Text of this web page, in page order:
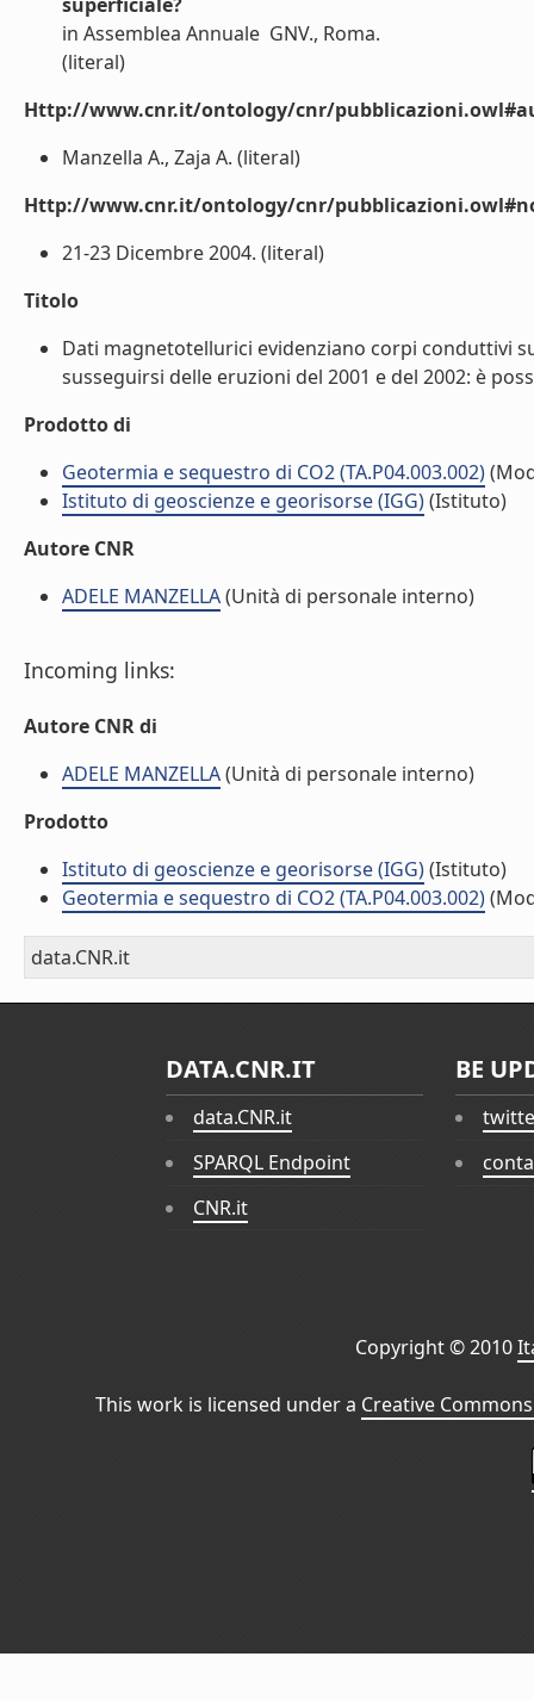
in Assemblea Annuale GNV., Roma.
(literal)
Http://www.cnr.it/ontology/cnr/
Manzella A., Zaja A. (literal)
Http://www.cnr.it/ontology/cnr/
21-23 Dicembre 2004. (literal)
Titolo
Dati magnetotellurici evidenziano corpi conduttivi
susseguirsi delle eruzioni del 2001 e del 2002: è
Prodotto di
Geotermia e sequestro di CO2 (TA.P04.003.002)
Istituto di geoscienze e georisorse (IGG)(Istituto)
Autore CNR
ADELE MANZELLA(Unità di personale interno)
Incoming links:
Autore CNR di
ADELE MANZELLA(Unità di personale interno)
Prodotto
Istituto di geoscienze e georisorse (IGG)(Istituto)
Geotermia e sequestro di CO2 (TA.P04.003.002)
data.CNR.it
DATA.CNR.IT
data.CNR.it
SPARQL Endpoint
CNR.it
BE
Copyright © 2010
This work is licensed under a Creative